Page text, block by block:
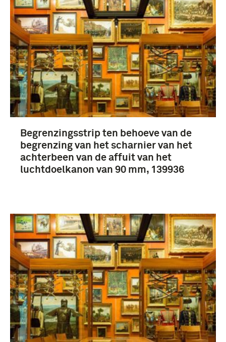
Begrenzingsstrip ten behoeve van de
begrenzing van het scharnier van het
achterbeen van de affuit van het
luchtdoelkanon van 90 mm, 139936